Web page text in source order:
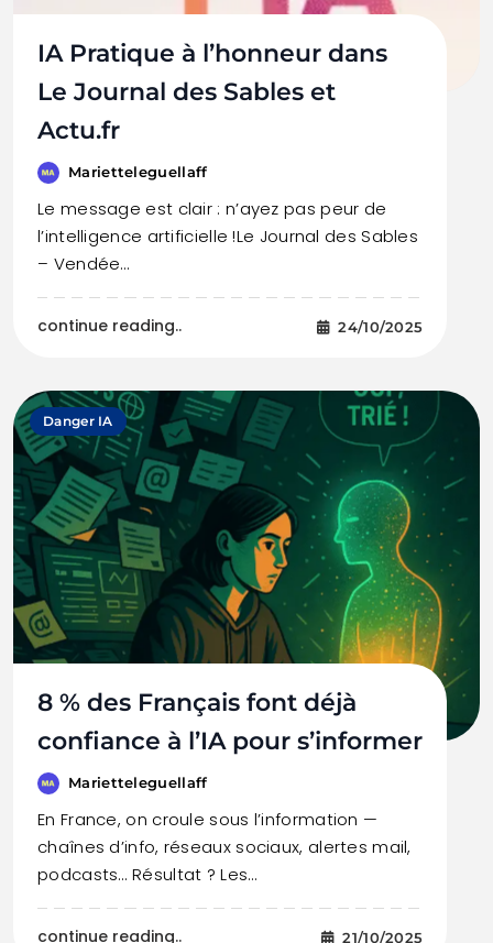
IA Pratique à l’honneur dans
Le Journal des Sables et
Actu.fr
Marietteleguellaff
Le message est clair : n’ayez pas peur de
l’intelligence artificielle !Le Journal des Sables
– Vendée…
continue reading.. 24/10/2025
Danger IA
8 % des Français font déjà
confiance à l’IA pour s’informer
Marietteleguellaff
En France, on croule sous l’information —
chaînes d’info, réseaux sociaux, alertes mail,
podcasts… Résultat ? Les…
continue reading.. 21/10/2025